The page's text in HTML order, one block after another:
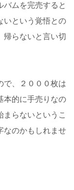
バムを完売すると
いという覚悟との
帰らないと言い切
で、２０００枚は
本的に手売りなの
らないというこ
なのかもしれませ